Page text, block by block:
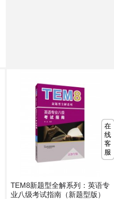
TEM8新题型全解系列：英语专
业八级考试指南（新题型版）
在
线
客
服